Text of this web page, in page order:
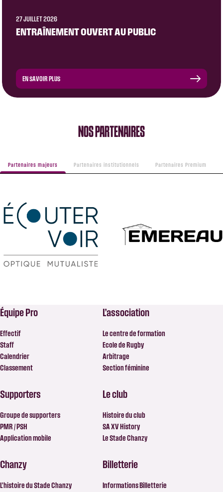
27 JUILLET 2026
ENTRAÎNEMENT OUVERT AU PUBLIC
EN SAVOIR PLUS
NOS PARTENAIRES
Partenaires majeurs Partenaires institutionnels Partenaires Premium
Équipe Pro
Effectif
Staff
Calendrier
Classement
L’association
Le centre de formation
Ecole de Rugby
Arbitrage
Section féminine
Supporters
Groupe de supporters
PMR / PSH
Application mobile
Le club
Histoire du club
SA XV History
Le Stade Chanzy
Chanzy
L’histoire du Stade Chanzy
Billetterie
Informations Billetterie